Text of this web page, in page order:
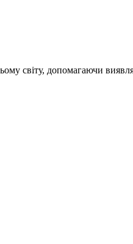
світу, допомагаючи